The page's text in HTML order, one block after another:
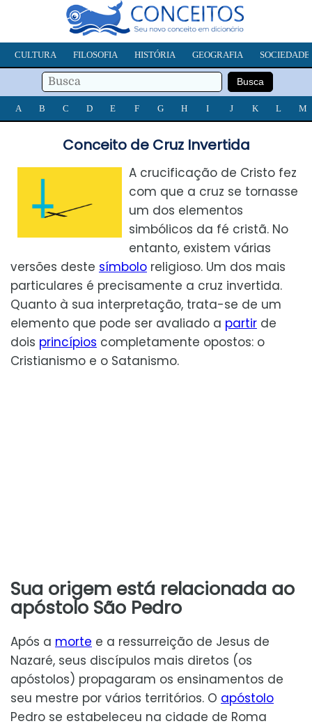
CULTURA FILOSOFIA HISTÓRIA GEOGRAFIA SOCIEDADE
A B C D E F G H I J K L M
Conceito de Cruz Invertida
A crucificação de Cristo fez
com que a cruz se tornasse
um dos elementos
simbólicos da fé cristã. No
entanto, existem várias
versões deste símbolo religioso. Um dos mais
particulares é precisamente a cruz invertida.
Quanto à sua interpretação, trata-se de um
elemento que pode ser avaliado a partir de
dois princípios completamente opostos: o
Cristianismo e o Satanismo.
Sua origem está relacionada ao
apóstolo São Pedro
Após a morte e a ressurreição de Jesus de
Nazaré, seus discípulos mais diretos (os
apóstolos) propagaram os ensinamentos de
seu mestre por vários territórios. O apóstolo
Pedro se estabeleceu na cidade de Roma